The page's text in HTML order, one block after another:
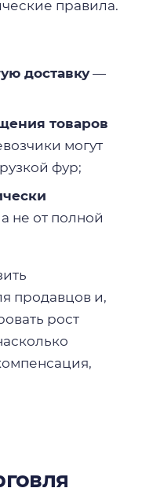
правила.
доставку—
товаров
могут
фур;
а не от полной
продавцов и,
рост